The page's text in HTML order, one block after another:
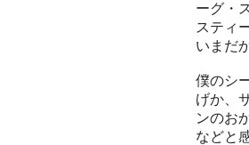
ーグ・
スティ
いまだ
僕のシ
げか、
ンのお
などと